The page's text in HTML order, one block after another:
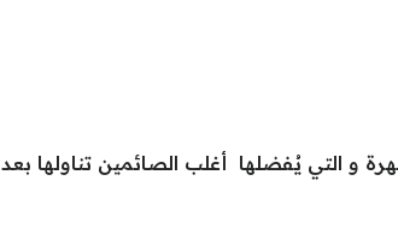
و التي يُفضلها أغلب الصائمين تناولها بعد